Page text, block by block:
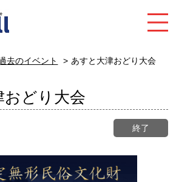
去のイベント あすと大津おどり大会
どり大会
終了